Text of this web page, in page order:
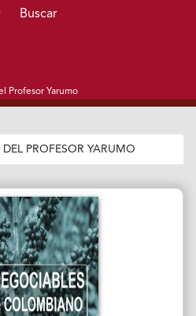
Buscar
Profesor Yarumo
DEL PROFESOR YARUMO